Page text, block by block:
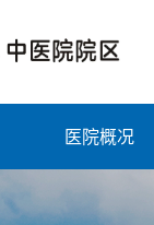
医院概况